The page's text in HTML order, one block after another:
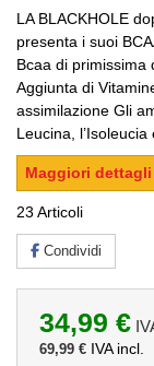
LA BLACKHOLE
presenta i suoi
Bcaa di primissima
Aggiunta di
assimilazione Gli
Leucina, l’Isoleucia
Maggiori dettagli
23 Articoli
Condividi
34,99 €
69,99 € IVA incl.